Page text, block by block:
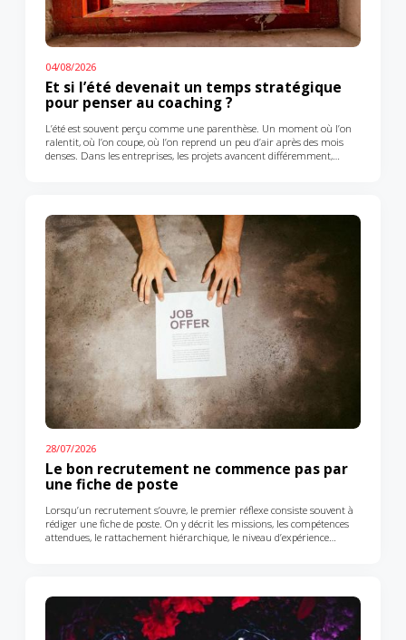
04/08/2026
Et si l’été devenait un temps stratégique
pour penser au coaching ?
L’été est souvent perçu comme une parenthèse. Un moment où l’on
ralentit, où l’on coupe, où l’on reprend un peu d’air après des mois
denses. Dans les entreprises, les projets avancent différemment,
arrive souvent vite. Avec ses objectifs, ses transformations à relancer,
ses recrutements à finaliser, ses équipes à remobiliser,…
28/07/2026
Le bon recrutement ne commence pas par
une fiche de poste
Lorsqu’un recrutement s’ouvre, le premier réflexe consiste souvent à
rédiger une fiche de poste. On y décrit les missions, les compétences
attendues, le rattachement hiérarchique, le niveau d’expérience
profonde : quel problème cherche-t-on réellement à résoudre ?
Derrière une création de poste ou un remplacement, il y a toujours
une…